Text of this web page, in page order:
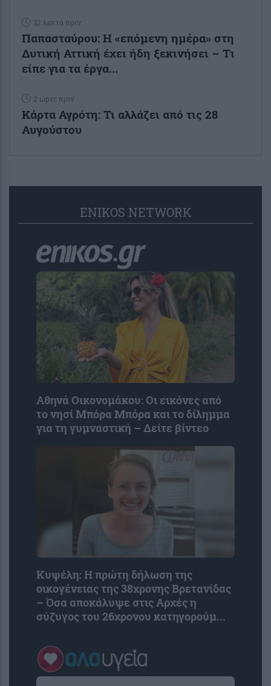
32 λεπτά πριν
Παπασταύρου: Η «επόμενη ημέρα» στη
Δυτική Αττική έχει ήδη ξεκινήσει – Tι
είπε για τα έργα...
2 ώρες πριν
Κάρτα Αγρότη: Τι αλλάζει από τις 28
Αυγούστου
ENIKOS NETWORK
Αθηνά Οικονομάκου: Οι εικόνες από
το νησί Μπόρα Μπόρα και το δίλημμα
για τη γυμναστική – Δείτε βίντεο
Κυψέλη: Η πρώτη δήλωση της
οικογένειας της 38χρονης Βρετανίδας
– Όσα αποκάλυψε στις Aρχές η
σύζυγος του 26χρονου κατηγορούμ...